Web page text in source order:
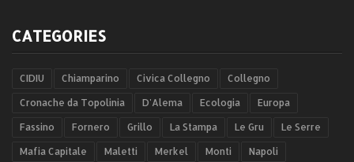
CATEGORIES
CIDIU Chiamparino Civica Collegno Collegno
Cronache da Topolinia D'Alema Ecologia Europa
Fassino Fornero Grillo La Stampa Le Gru Le Serre
Mafia Capitale Maletti Merkel Monti Napoli